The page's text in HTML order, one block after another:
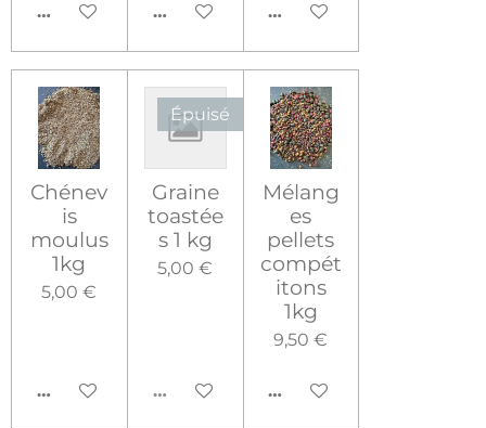
AJOUTER AU PANIERAJOUTER AU PANIERAJOUTER AU PANIER
Chénev
is
moulus
1kg
5,00 €
AJOUTER AU PANIER
Épuisé
Graine
toastée
s 1 kg
5,00 €
ÉPUISÉ
Mélang
es
pellets
compét
itons
1kg
9,50 €
AJOUTER AU PANIER